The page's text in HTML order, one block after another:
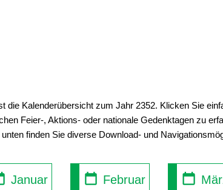
die Kalenderübersicht zum Jahr 2352. Klicken Sie
Feier-, Aktions- oder nationale Gedenktagen zu
finden Sie diverse Download- und
Januar Februar